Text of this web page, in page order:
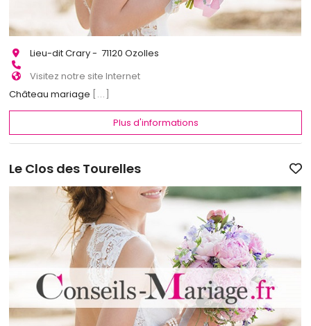
Lieu-dit Crary - 71120 Ozolles
Visitez notre site Internet
Château mariage [...]
Plus d'informations
Le Clos des Tourelles